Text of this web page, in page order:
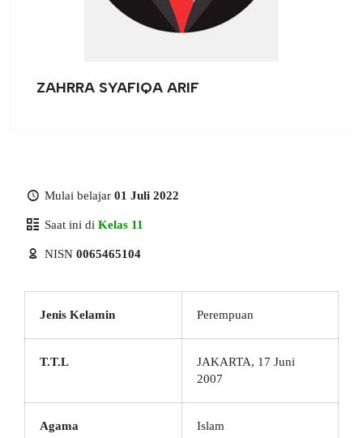
ZAHRRA SYAFIQA ARIF
Mulai belajar 01 Juli 2022
Saat ini di Kelas 11
NISN 0065465104
Jenis Kelamin Perempuan
T.T.L
JAKARTA, 17 Juni
2007
Agama Islam